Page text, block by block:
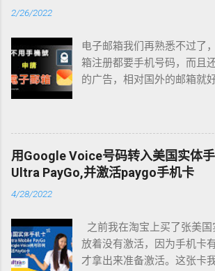
2/26/2022
电子邮箱我们再熟悉不过了
箱注册都要手机号码，而且
的广告，相对国外的邮箱就
还是用国外邮箱，国内的还
不到的，而国外邮件发到国
到。 所以今天我给大家推荐
号码就可以注册的国外邮箱
箱。这家邮箱也是很出名的
士，总部设置在瑞士日内瓦
是出名的优秀。一个重视隐
用Google Voice号码转入美国实体
Ultra PayGo,并激活paygo手机卡
4/28/2022
之前我在淘宝上买了张美
放着没有激活，因为手机卡
才拿出来准备激活。这张卡